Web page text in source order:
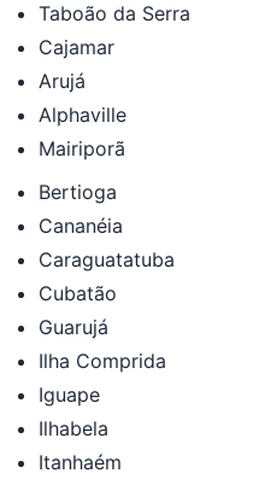
Taboão da Serra
Cajamar
Arujá
Alphaville
Mairiporã
Bertioga
Cananéia
Caraguatatuba
Cubatão
Guarujá
Ilha Comprida
Iguape
Ilhabela
Itanhaém